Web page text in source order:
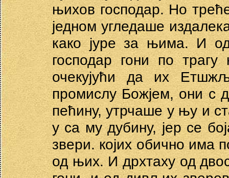
њихов господар. Но
једном угледаше
како јуре за њима. И
господар гони по
очекујући да их
промислу Божјем, они с
пећину, утрчаше у њу и
у са му дубину, јер се
звери. којих обично има
од њих. И дрхтаху од